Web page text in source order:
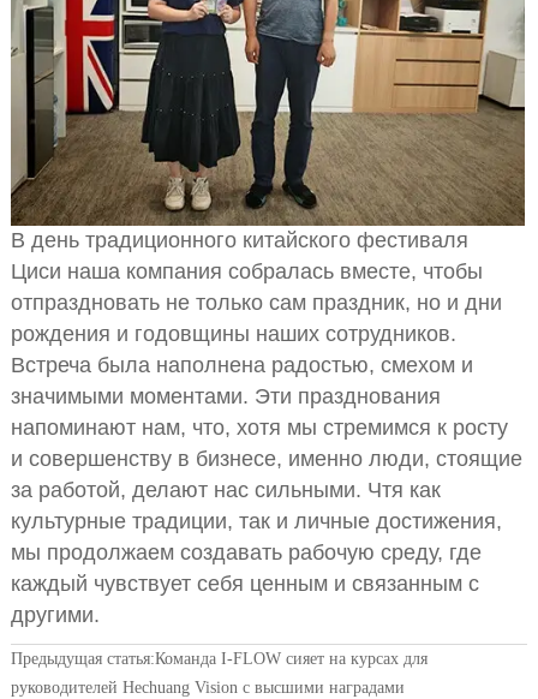
В день традиционного китайского фестиваля
Циси наша компания собралась вместе, чтобы
отпраздновать не только сам праздник, но и дни
рождения и годовщины наших сотрудников.
Встреча была наполнена радостью, смехом и
значимыми моментами. Эти празднования
напоминают нам, что, хотя мы стремимся к росту
и совершенству в бизнесе, именно люди, стоящие
за работой, делают нас сильными. Чтя как
культурные традиции, так и личные достижения,
мы продолжаем создавать рабочую среду, где
каждый чувствует себя ценным и связанным с
другими.
Предыдущая статья:Команда I-FLOW сияет на курсах для
руководителей Hechuang Vision с высшими наградами